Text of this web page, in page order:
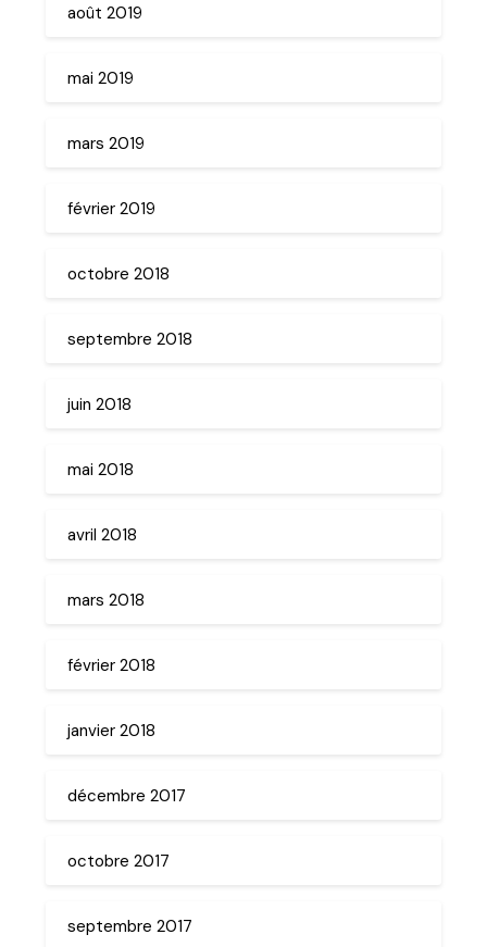
août 2019
mai 2019
mars 2019
février 2019
octobre 2018
septembre 2018
juin 2018
mai 2018
avril 2018
mars 2018
février 2018
janvier 2018
décembre 2017
octobre 2017
septembre 2017